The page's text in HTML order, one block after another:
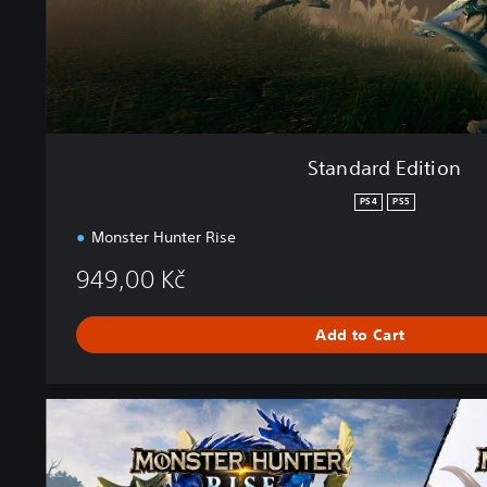
Standard Edition
PS4 PS5
Monster Hunter Rise
949,00 Kč
Add to Cart
d